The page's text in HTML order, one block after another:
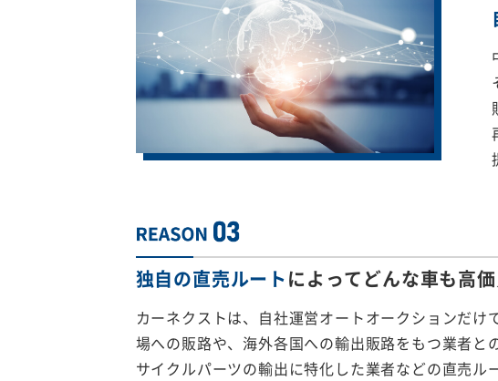
独自の直売ルートによってどんな車も高
カーネクストは、自社運営オートオークションだけ
場への販路や、海外各国への輸出販路をもつ業者と
サイクルパーツの輸出に特化した業者などの直売ル